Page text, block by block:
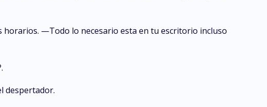
—Todo lo necesario esta en tu escritorio incluso
despertador.